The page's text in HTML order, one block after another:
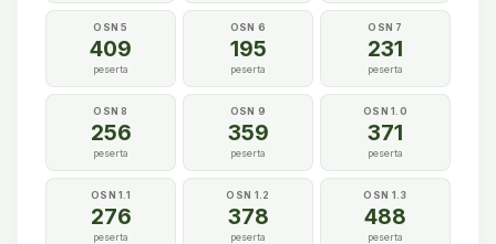
OSN 5
409
peserta
OSN 6
195
peserta
OSN 7
231
peserta
OSN 8
256
peserta
OSN 9
359
peserta
OSN 1.0
371
peserta
OSN 1.1
276
peserta
OSN 1.2
378
peserta
OSN 1.3
488
peserta